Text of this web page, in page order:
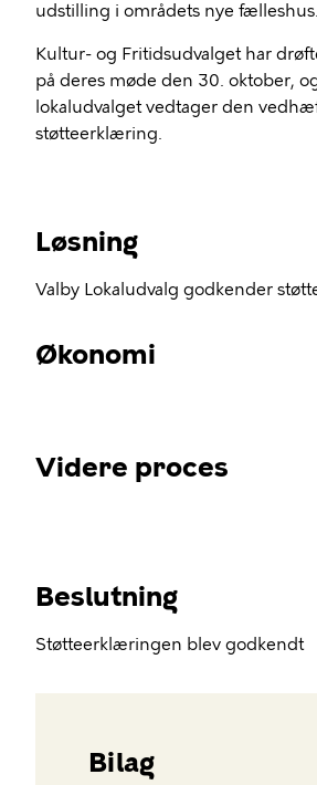
udstilling i områdets nye
Kultur- og Fritidsudvalget har
på deres møde den 30. oktober,
lokaludvalget vedtager den
støtteerklæring.
Løsning
Valby Lokaludvalg godkender
Økonomi
Videre proces
Beslutning
Støtteerklæringen blev godkendt
Bilag